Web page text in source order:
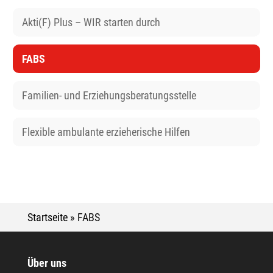
Akti(F) Plus – WIR starten durch
FABS
Familien- und Erziehungsberatungsstelle
Flexible ambulante erzieherische Hilfen
Startseite» FABS
Über uns